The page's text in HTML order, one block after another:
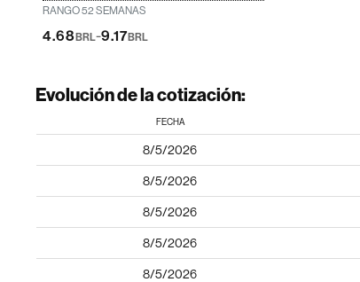
RANGO 52 SEMANAS
4.68BRL-9.17BRL
Evolución de la cotización:
FECHA
8/5/2026
8/5/2026
8/5/2026
8/5/2026
8/5/2026